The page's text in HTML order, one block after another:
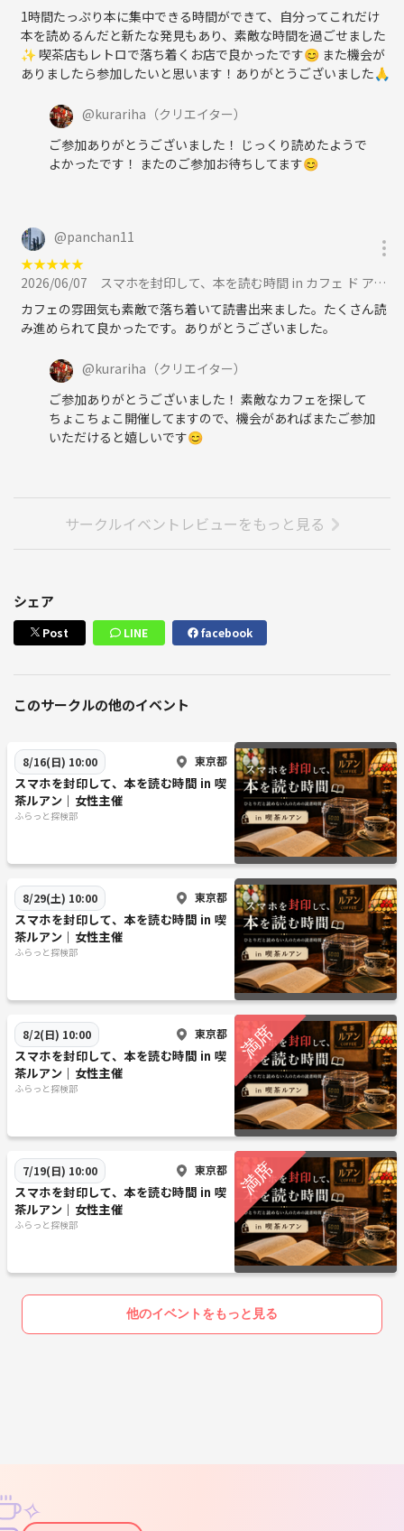
1時間たっぷり本に集中できる時間ができて、自分ってこれだけ
本を読めるんだと新たな発見もあり、素敵な時間を過ごせました
✨ 喫茶店もレトロで落ち着くお店で良かったです😊 また機会が
ありましたら参加したいと思います！ありがとうございました🙏
@kurariha （クリエイター）
ご参加ありがとうございました！ じっくり読めたようで
よかったです！ またのご参加お待ちしてます😊
@panchan11
★★★★★
2026/06/07
スマホを封印して、本を読む時間 in カフェ ド アン｜女性主催に参加
カフェの雰囲気も素敵で落ち着いて読書出来ました。たくさん読
み進められて良かったです。ありがとうございました。
@kurariha （クリエイター）
ご参加ありがとうございました！ 素敵なカフェを探して
ちょこちょこ開催してますので、機会があればまたご参加
いただけると嬉しいです😊
サークルイベントレビューをもっと見る
シェア
Post LINE facebook
このサークルの他のイベント
8/16(日) 10:00 東京都
スマホを封印して、本を読む時間 in 喫
茶ルアン｜女性主催
ふらっと探検部
8/29(土) 10:00 東京都
スマホを封印して、本を読む時間 in 喫
茶ルアン｜女性主催
ふらっと探検部
8/2(日) 10:00 東京都
スマホを封印して、本を読む時間 in 喫
茶ルアン｜女性主催
ふらっと探検部
7/19(日) 10:00 東京都
スマホを封印して、本を読む時間 in 喫
茶ルアン｜女性主催
ふらっと探検部
他のイベントをもっと見る
✧